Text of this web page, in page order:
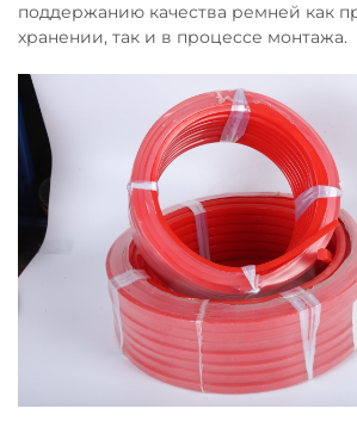
поддержанию качества ремней как
хранении, так и в процессе монтажа.